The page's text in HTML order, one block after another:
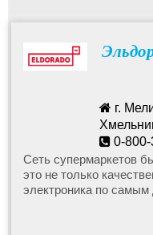
г.
0-
Сеть супермаркетов
это не только
электроника по